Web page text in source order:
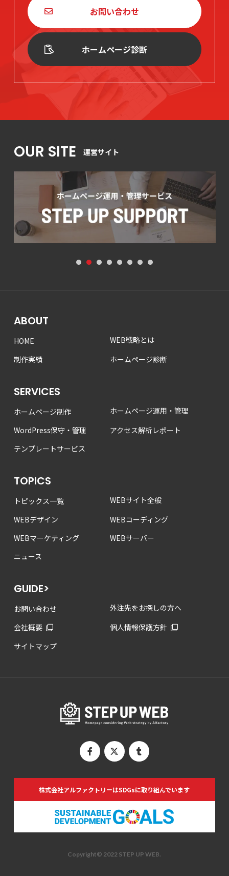
お問い合わせ
ホームページ診断
OUR SITE 運営サイト
1 2 3 4 5 6 7 8
ABOUT
HOME
WEB戦略とは
制作実績
ホームページ診断
SERVICES
ホームページ制作
ホームページ運用・管理
WordPress保守・管理
アクセス解析レポート
テンプレートサービス
TOPICS
トピックス一覧
WEBサイト全般
WEBデザイン
WEBコーディング
WEBマーケティング
WEBサーバー
ニュース
GUIDE>
お問い合わせ
外注先をお探しの方へ
会社概要
個人情報保護方針
サイトマップ
株式会社アルファクトリーはSDGsに取り組んでいます
Copyright© 2022 STEP UP WEB.